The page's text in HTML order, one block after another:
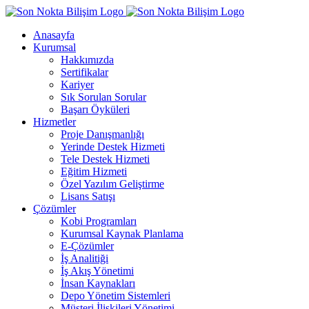
Anasayfa
Kurumsal
Hakkımızda
Sertifikalar
Kariyer
Sık Sorulan Sorular
Başarı Öyküleri
Hizmetler
Proje Danışmanlığı
Yerinde Destek Hizmeti
Tele Destek Hizmeti
Eğitim Hizmeti
Özel Yazılım Geliştirme
Lisans Satışı
Çözümler
Kobi Programları
Kurumsal Kaynak Planlama
E-Çözümler
İş Analitiği
İş Akış Yönetimi
İnsan Kaynakları
Depo Yönetim Sistemleri